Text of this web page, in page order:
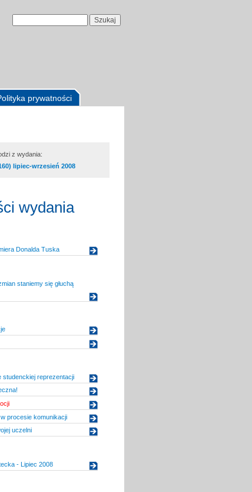
prywatności
z wydania:
lipiec-wrzesień 2008
wydania
Donalda Tuska
staniemy się głuchą
studenckiej reprezentacji
procesie komunikacji
uczelni
- Lipiec 2008